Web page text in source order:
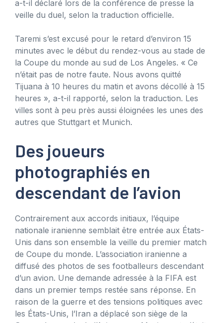
a-t-il déclaré lors de la conférence de presse la
veille du duel, selon la traduction officielle.
Taremi s’est excusé pour le retard d’environ 15
minutes avec le début du rendez-vous au stade de
la Coupe du monde au sud de Los Angeles. « Ce
n’était pas de notre faute. Nous avons quitté
Tijuana à 10 heures du matin et avons décollé à 15
heures », a-t-il rapporté, selon la traduction. Les
villes sont à peu près aussi éloignées les unes des
autres que Stuttgart et Munich.
Des joueurs
photographiés en
descendant de l’avion
Contrairement aux accords initiaux, l’équipe
nationale iranienne semblait être entrée aux États-
Unis dans son ensemble la veille du premier match
de Coupe du monde. L’association iranienne a
diffusé des photos de ses footballeurs descendant
d’un avion. Une demande adressée à la FIFA est
dans un premier temps restée sans réponse. En
raison de la guerre et des tensions politiques avec
les États-Unis, l’Iran a déplacé son siège de la